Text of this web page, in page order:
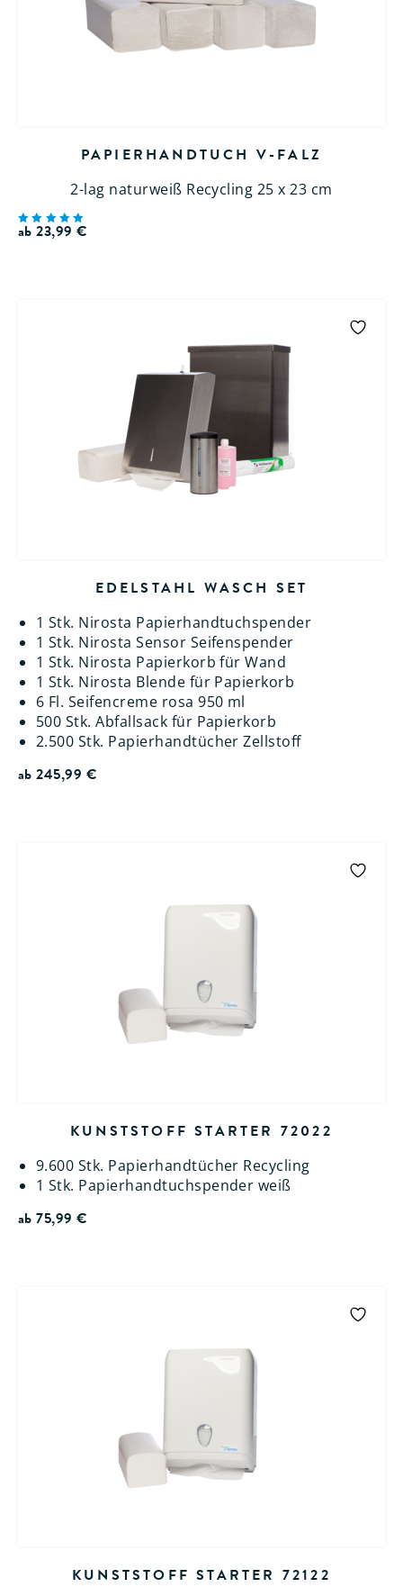
PAPIERHANDTUCH V-FALZ
2-lag naturweiß Recycling 25 x 23 cm
Bewertet
ab23,99€
EDELSTAHL WASCH SET
1 Stk. Nirosta Papierhandtuchspender
1 Stk. Nirosta Sensor Seifenspender
1 Stk. Nirosta Papierkorb für Wand
1 Stk. Nirosta Blende für Papierkorb
6 Fl. Seifencreme rosa 950 ml
500 Stk. Abfallsack für Papierkorb
2.500 Stk. Papierhandtücher Zellstoff
ab245,99 €
KUNSTSTOFF STARTER 72022
9.600 Stk. Papierhandtücher Recycling
1 Stk. Papierhandtuchspender weiß
ab75,99€
KUNSTSTOFF STARTER 72122